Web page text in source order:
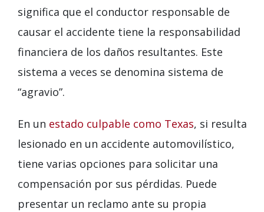
significa que el conductor responsable de
causar el accidente tiene la responsabilidad
financiera de los daños resultantes. Este
sistema a veces se denomina sistema de
“agravio”.
En un estado culpable como Texas, si resulta
lesionado en un accidente automovilístico,
tiene varias opciones para solicitar una
compensación por sus pérdidas. Puede
presentar un reclamo ante su propia